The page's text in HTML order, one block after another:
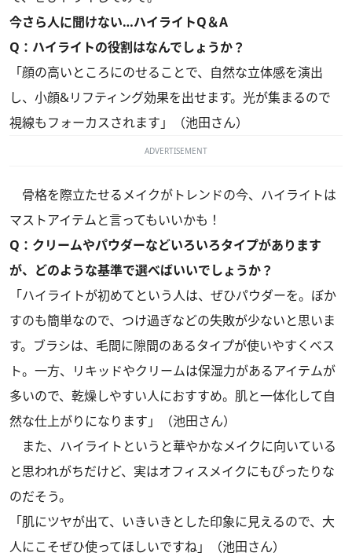
今さら人に聞けない…ハイライトQ＆A
Q：ハイライトの役割はなんでしょうか？
「顔の高いところにのせることで、自然な立体感を演出
し、小顔&リフティング効果を出せます。光が集まるので
視線もフォーカスされます」（池田さん）
ADVERTISEMENT
骨格を際立たせるメイクがトレンドの今、ハイライトは
マストアイテムと言ってもいいかも！
Q：クリームやパウダーなどいろいろタイプがあります
が、どのような基準で選べばいいでしょうか？
「ハイライトが初めてという人は、ぜひパウダーを。ぼか
すのも簡単なので、つけ過ぎなどの失敗が少ないと思いま
す。ブラシは、毛間に隙間のあるタイプが使いやすくベス
ト。一方、リキッドやクリームは保湿力があるアイテムが
多いので、乾燥しやすい人におすすめ。肌と一体化して自
然な仕上がりになります」（池田さん）
また、ハイライトというと華やかなメイクに向いている
と思われがちだけど、実はオフィスメイクにもぴったりな
のだそう。
「肌にツヤが出て、いきいきとした印象に見えるので、大
人にこそぜひ使ってほしいですね」（池田さん）